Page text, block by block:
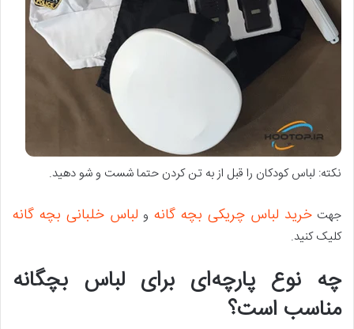
نکته: لباس کودکان را قبل از به تن کردن حتما شست و شو دهید.
جهتخرید لباس چریکی بچه گانه و لباس خلبانی بچه گانه
کلیک کنید.
چه نوع پارچه‌ای برای لباس بچگانه
مناسب است؟